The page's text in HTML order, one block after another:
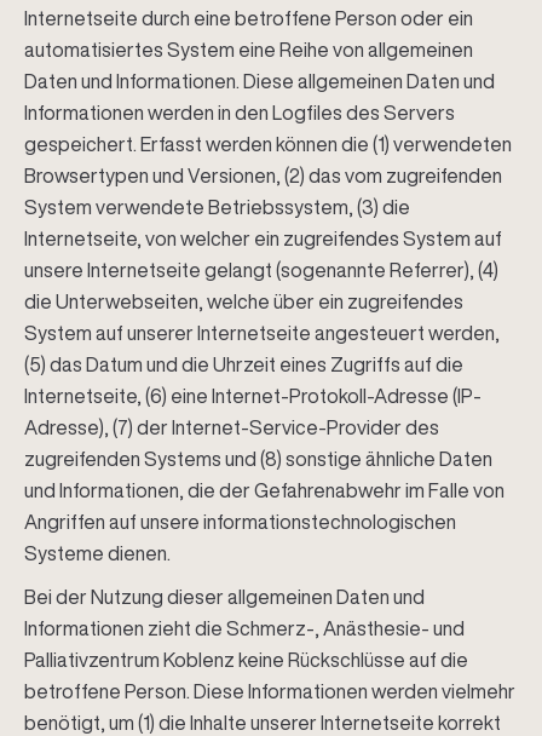
Internetseite durch eine betroffene Person oder ein
automatisiertes System eine Reihe von allgemeinen
Daten und Informationen. Diese allgemeinen Daten und
Informationen werden in den Logfiles des Servers
gespeichert. Erfasst werden können die (1) verwendeten
Browsertypen und Versionen, (2) das vom zugreifenden
System verwendete Betriebssystem, (3) die
Internetseite, von welcher ein zugreifendes System auf
unsere Internetseite gelangt (sogenannte Referrer), (4)
die Unterwebseiten, welche über ein zugreifendes
System auf unserer Internetseite angesteuert werden,
(5) das Datum und die Uhrzeit eines Zugriffs auf die
Internetseite, (6) eine Internet-Protokoll-Adresse (IP-
Adresse), (7) der Internet-Service-Provider des
zugreifenden Systems und (8) sonstige ähnliche Daten
und Informationen, die der Gefahrenabwehr im Falle von
Angriffen auf unsere informationstechnologischen
Systeme dienen.
Bei der Nutzung dieser allgemeinen Daten und
Informationen zieht die Schmerz-, Anästhesie- und
Palliativzentrum Koblenz keine Rückschlüsse auf die
betroffene Person. Diese Informationen werden vielmehr
benötigt, um (1) die Inhalte unserer Internetseite korrekt